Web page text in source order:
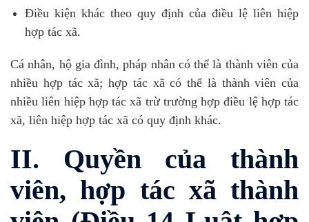
Điều kiện khác theo quy định của điều lệ liên hiệp
hợp tác xã.
Cá nhân, hộ gia đình, pháp nhân có thể là thành viên của
nhiều hợp tác xã; hợp tác xã có thể là thành viên của
nhiều liên hiệp hợp tác xã trừ trường hợp điều lệ hợp tác
xã, liên hiệp hợp tác xã có quy định khác.
II. Quyền của thành
viên, hợp tác xã thành